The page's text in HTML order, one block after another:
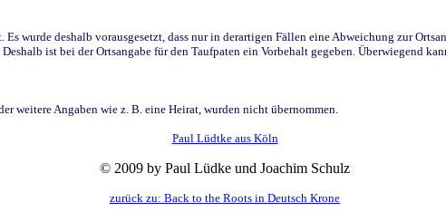
wurde deshalb vorausgesetzt, dass nur in derartigen Fällen eine Abweichung zur
ist bei der Ortsangabe für den Taufpaten ein Vorbehalt gegeben. Überwiegend
weitere Angaben wie z. B. eine Heirat, wurden nicht übernommen.
Paul Lüdtke aus Köln
© 2009 by Paul Lüdke und Joachim Schulz
zurück zu: Back to the Roots in Deutsch Krone